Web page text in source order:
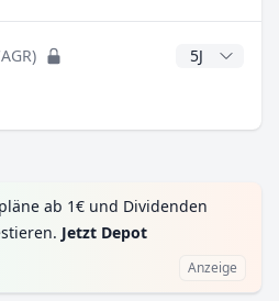
CAGR Jahre
ab 1€ und Dividenden
Jetzt Depot
Anzeige